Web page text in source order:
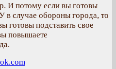
И потому если вы готовы
случае обороны города, то
готовы подставить свое
повышаете